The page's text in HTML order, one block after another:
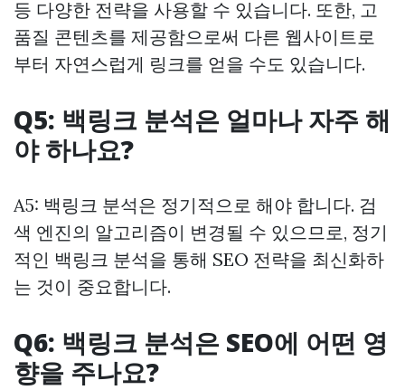
등 다양한 전략을 사용할 수 있습니다. 또한, 고
품질 콘텐츠를 제공함으로써 다른 웹사이트로
부터 자연스럽게 링크를 얻을 수도 있습니다.
Q5: 백링크 분석은 얼마나 자주 해
야 하나요?
A5: 백링크 분석은 정기적으로 해야 합니다. 검
색 엔진의 알고리즘이 변경될 수 있으므로, 정기
적인 백링크 분석을 통해 SEO 전략을 최신화하
는 것이 중요합니다.
Q6: 백링크 분석은 SEO에 어떤 영
향을 주나요?